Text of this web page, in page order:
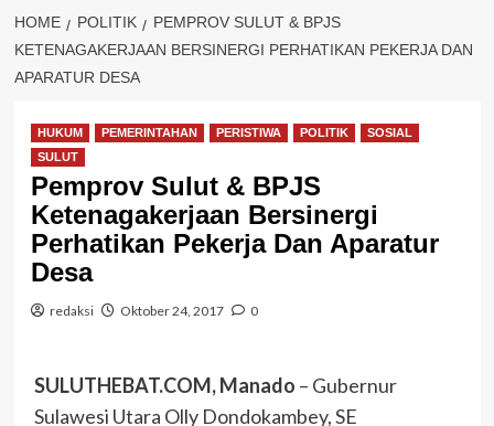
HOME POLITIK
PEMPROV SULUT & BPJS
KETENAGAKERJAAN BERSINERGI PERHATIKAN PEKERJA DAN
APARATUR DESA
HUKUM PEMERINTAHAN PERISTIWA POLITIK
SOSIAL
SULUT
Pemprov Sulut & BPJS
Ketenagakerjaan Bersinergi
Perhatikan Pekerja Dan Aparatur
Desa
redaksi Oktober 24, 2017 0
SULUTHEBAT.COM, Manado – Gubernur
Sulawesi Utara Olly Dondokambey, SE